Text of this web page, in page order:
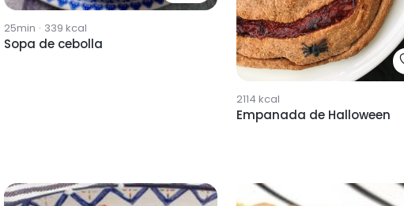
25min · 339 kcal
Sopa de cebolla
2114 kcal
Empanada de Halloween